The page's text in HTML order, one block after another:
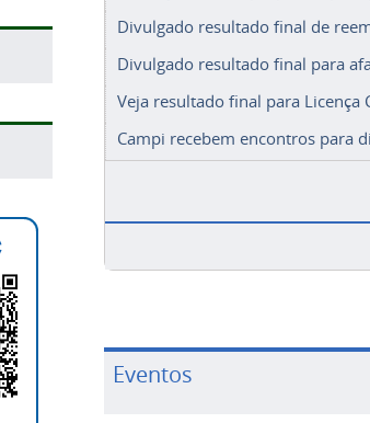
Divulgado resultado final para
Veja resultado final para Licença
Campi recebem encontros para